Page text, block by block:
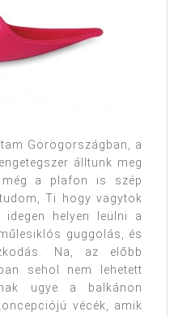
Görögországban, a
álltunk meg
még a plafon is szép
Ti hogy vagytok
helyen leülni a
guggolás, és
Na, az előbb
sehol nem lehetett
ugye a balkánon
vécék, amik